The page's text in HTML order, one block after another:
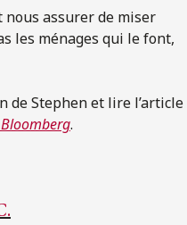
nous assurer de miser
les ménages qui le font,
de Stephen et lire l’article
.